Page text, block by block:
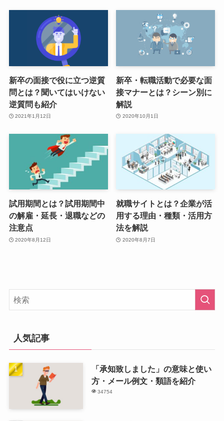
新卒の面接で役に立つ逆質
問とは？聞いてはいけない
逆質問も紹介
2021年1月12日
新卒・転職活動で必要な面
接マナーとは？シーン別に
解説
2020年10月1日
試用期間とは？試用期間中
の解雇・延長・退職などの
注意点
2020年8月12日
就職サイトとは？企業が活
用する理由・種類・活用方
法を解説
2020年8月7日
人気記事
「承知致しました」の意味と使い
方・メール例文・類語を紹介
34754